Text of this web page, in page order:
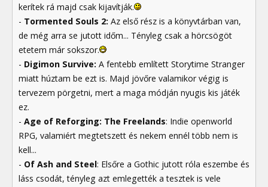
kerítek rá majd csak kijavítják.
- Tormented Souls 2: Az első rész is a könyvtárban van,
de még arra se jutott időm... Tényleg csak a hörcsögöt
etetem már sokszor.
- Digimon Survive: A fentebb említett Storytime Stranger
miatt húztam be ezt is. Majd jövőre valamikor végig is
tervezem pörgetni, mert a maga módján nyugis kis játék
ez.
- Age of Reforging: The Freelands: Indie openworld
RPG, valamiért megtetszett és nekem ennél több nem is
kell...
- Of Ash and Steel: Elsőre a Gothic jutott róla eszembe és
láss csodát, tényleg azt emlegették a tesztek is vele